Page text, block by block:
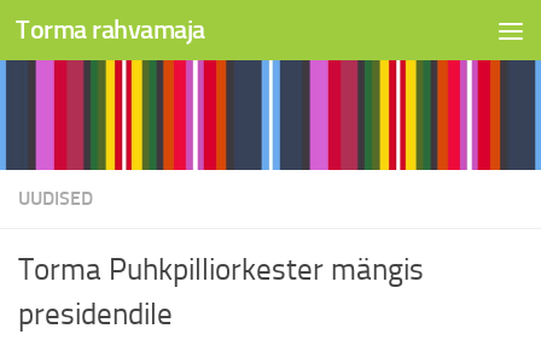
Skip to content
Torma rahvamaja
UUDISED
Torma Puhkpilliorkester mängis
presidendile